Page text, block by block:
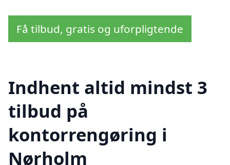
Få tilbud, gratis og uforpligtende
Indhent altid mindst 3
tilbud på
kontorrengøring i
Nørholm